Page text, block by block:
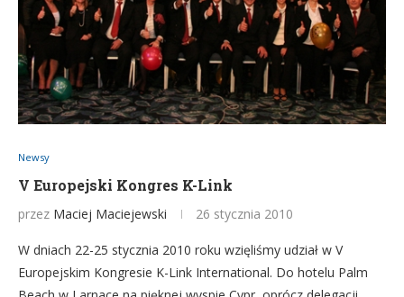
Newsy
V Europejski Kongres K-Link
przez Maciej Maciejewski 26 stycznia 2010
W dniach 22-25 stycznia 2010 roku wzięliśmy udział w V
Europejskim Kongresie K-Link International. Do hotelu Palm